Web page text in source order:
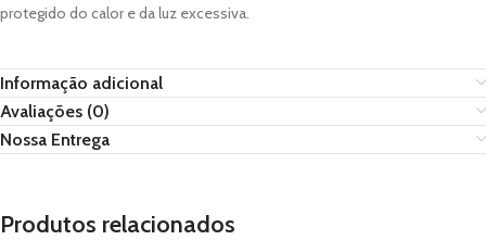
protegido do calor e da luz excessiva.
Informação adicional
Avaliações (0)
Nossa Entrega
Produtos relacionados